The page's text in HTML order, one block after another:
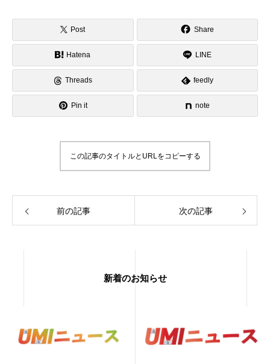
Post Share
Hatena LINE
Threads feedly
Pin it note
この記事のタイトルとURLをコピーする
前の記事 次の記事
新着のお知らせ